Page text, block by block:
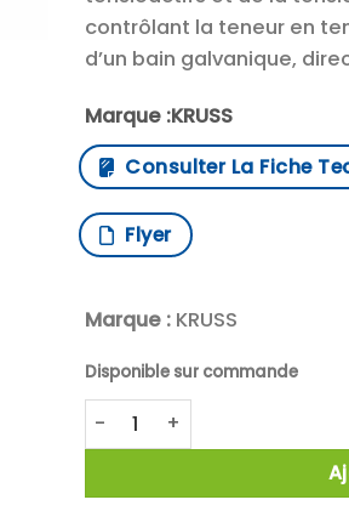
contrôlant la teneur en
d’un bain galvanique,
Marque :KRUSS
Consulter La Fiche
Flyer
Marque :KRUSS
Disponible sur commande
quantité de Tensiomètre à